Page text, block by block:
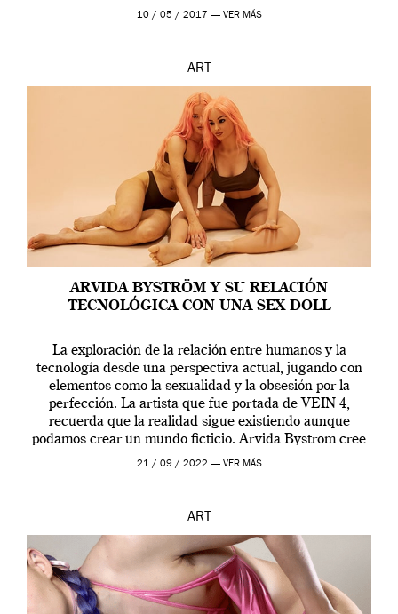
en una de las actuaciones más relevantes […]
10 / 05 / 2017 — VER MÁS
ART
ARVIDA BYSTRÖM Y SU RELACIÓN
TECNOLÓGICA CON UNA SEX DOLL
La exploración de la relación entre humanos y la
tecnología desde una perspectiva actual, jugando con
elementos como la sexualidad y la obsesión por la
perfección. La artista que fue portada de VEIN 4,
recuerda que la realidad sigue existiendo aunque
podamos crear un mundo ficticio. Arvida Byström cree
que los humanos tienen un complejo […]
21 / 09 / 2022 — VER MÁS
ART